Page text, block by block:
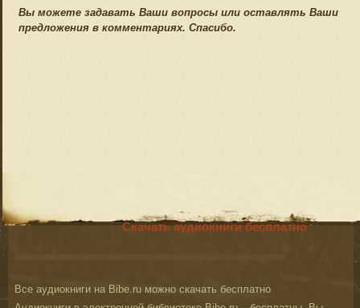
Вы можете задавать Ваши вопросы или оставлять Ваши
предложения в комментариях. Спасибо.
Скачать аудиокниги бесплатно
Все аудиокниги на Bibe.ru можно скачать бесплатно